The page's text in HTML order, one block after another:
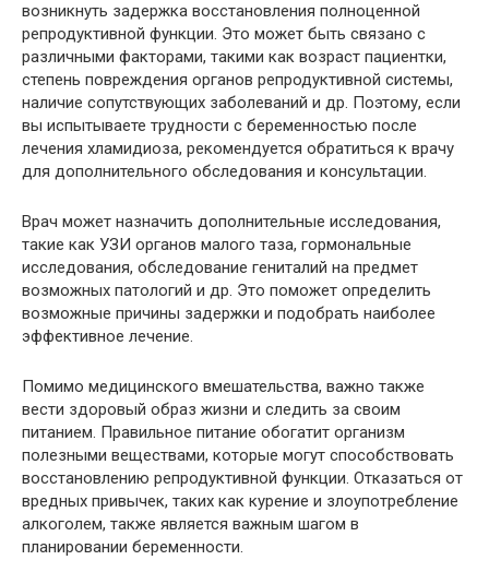
возникнуть задержка восстановления полноценной
репродуктивной функции. Это может быть связано с
различными факторами, такими как возраст пациентки,
степень повреждения органов репродуктивной системы,
наличие сопутствующих заболеваний и др. Поэтому, если
вы испытываете трудности с беременностью после
лечения хламидиоза, рекомендуется обратиться к врачу
для дополнительного обследования и консультации.
Врач может назначить дополнительные исследования,
такие как УЗИ органов малого таза, гормональные
исследования, обследование гениталий на предмет
возможных патологий и др. Это поможет определить
возможные причины задержки и подобрать наиболее
эффективное лечение.
Помимо медицинского вмешательства, важно также
вести здоровый образ жизни и следить за своим
питанием. Правильное питание обогатит организм
полезными веществами, которые могут способствовать
восстановлению репродуктивной функции. Отказаться от
вредных привычек, таких как курение и злоупотребление
алкоголем, также является важным шагом в
планировании беременности.